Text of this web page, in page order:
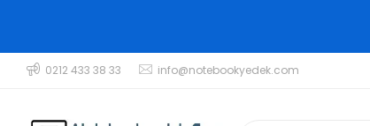
0212 433 38 33 info@notebookyedek.com